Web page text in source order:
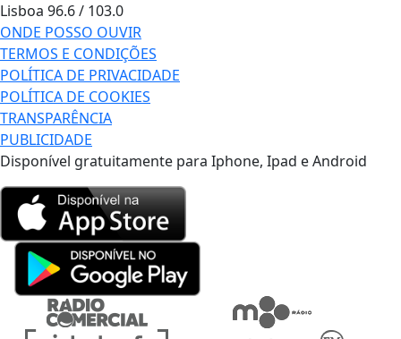
Lisboa 96.6 / 103.0
ONDE POSSO OUVIR
TERMOS E CONDIÇÕES
POLÍTICA DE PRIVACIDADE
POLÍTICA DE COOKIES
TRANSPARÊNCIA
PUBLICIDADE
Disponível gratuitamente para Iphone, Ipad e Android